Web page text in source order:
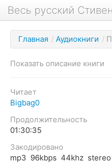
Весь русский
Книги
Фильмы
Аудиокниги
Новости Кинга
Биография
О проекте
Главная / Аудиокниги /
Показать описание книги
Читает
Bigbag0
Продолжительность
01:30:35
Закодировано
mp3 96kbps 44khz stereo